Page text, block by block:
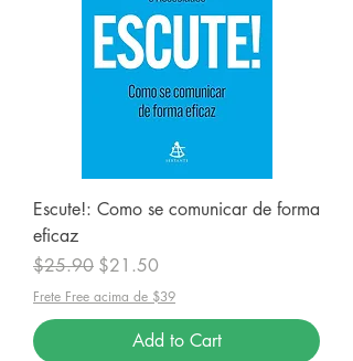
Escute!: Como se comunicar de forma
eficaz
Regular Price
$25.90 Sale Price
$21.50
Frete Free acima de $39
Add to Cart